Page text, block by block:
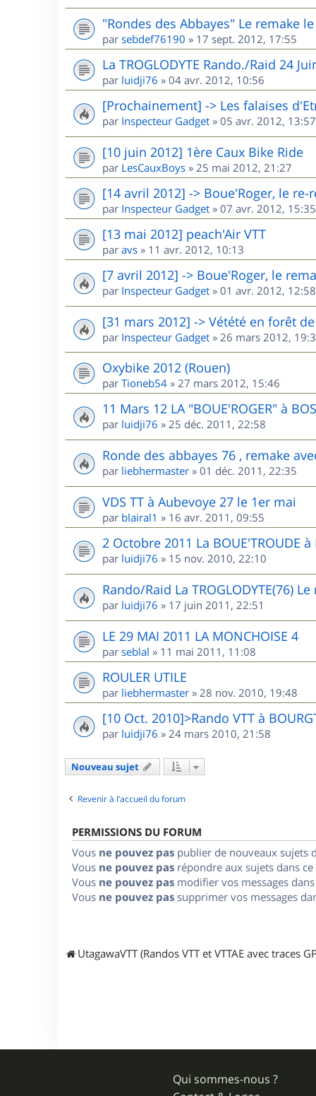
"Rondes des Abbayes" Le remake
par sebdef76190 » 17 sept. 2012, 17:55
La TROGLODYTE Rando./Raid 24
par luidji76 » 04 avr. 2012, 10:56
[Prochainement] -> Les falaises
par Inspecteur Gadget » 05 avr. 2012, 13:57
[10 juin 2012] 1ère Caux Bike Ride
par LesCauxBoys » 25 mai 2012, 21:27
[14 avril 2012] -> Boue'Roger, le re-
par Inspecteur Gadget » 07 avr. 2012, 15:35
[13 mai 2012] peach'Air VTT
par avs » 11 avr. 2012, 10:13
[7 avril 2012] -> Boue'Roger, le
par Inspecteur Gadget » 01 avr. 2012, 12:58
[31 mars 2012] -> Vétété en forêt
par Inspecteur Gadget » 26 mars 2012,
Oxybike 2012 (Rouen)
par Tioneb54 » 27 mars 2012, 15:46
11 Mars 12 LA "BOUE'ROGER" à
par luidji76 » 25 déc. 2011, 22:58
Ronde des abbayes 76 , remake
par liebhermaster » 01 déc. 2011, 22:35
VDS TT à Aubevoye 27 le 1er mai
par blairal1 » 16 avr. 2011, 09:55
2 Octobre 2011 La BOUE'TROUDE à
par luidji76 » 15 nov. 2010, 22:10
Rando/Raid La TROGLODYTE(76)
par luidji76 » 17 juin 2011, 22:51
LE 29 MAI 2011 LA MONCHOISE 4
par seblal » 11 mai 2011, 11:08
ROULER UTILE
par liebhermaster » 28 nov. 2010, 19:48
[10 Oct. 2010]>Rando VTT à
par luidji76 » 24 mars 2010, 21:58
Nouveau sujet
Revenir à l’accueil du forum
PERMISSIONS DU FORUM
Vous ne pouvez pas publier de nouveaux sujets
Vous ne pouvez pas répondre aux sujets dans
Vous ne pouvez pas modifier vos messages
Vous ne pouvez pas supprimer vos messages
UtagawaVTT (Randos VTT et VTTAE avec traces
Qui sommes-nous ?